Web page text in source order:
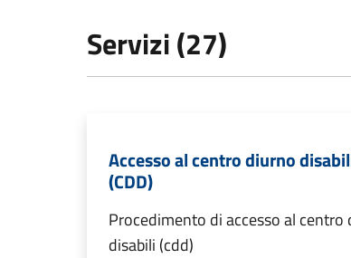
Servizi (27)
Accesso al centro diurno
(CDD)
Procedimento di accesso al centro
disabili (cdd)